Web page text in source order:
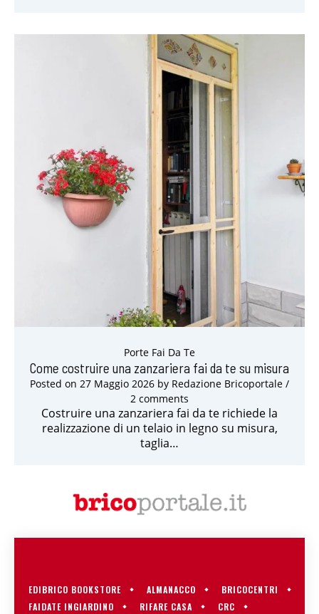
Porte Fai Da Te
Come costruire una zanzariera fai da te su misura
Posted on 27 Maggio 2026 by Redazione Bricoportale /
2 comments
Costruire una zanzariera fai da te richiede la
realizzazione di un telaio in legno su misura,
taglia…
EDIBRICO BOOKSTORE ALMANACCO
BRICOCENTRI
FAIDATE INGIARDINO
RIFARE CASA CRC